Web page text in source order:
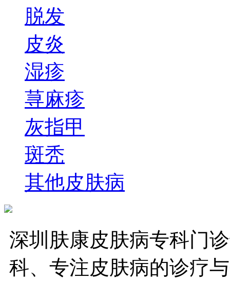
脱发
皮炎
湿疹
荨麻疹
灰指甲
斑秃
其他皮肤病
深圳肤康皮肤病专科门
科、专注皮肤病的诊疗